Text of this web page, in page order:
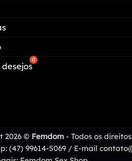
2026 © Femdom - Todos os
(47) 99614-5069 / E-mail